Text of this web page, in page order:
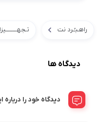
راهـبـُـرد نت
دیدگاه ها
دیدگاه خود را درباره